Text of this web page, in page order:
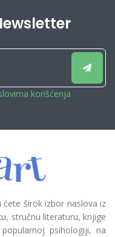
korišćenja
širok izbor naslova iz
stručnu literaturu, knjige
psihologiji, na